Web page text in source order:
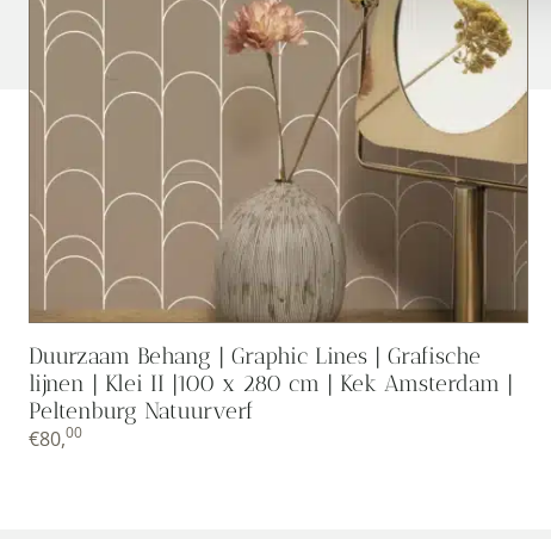
Duurzaam Behang | Graphic Lines | Grafische
lijnen | Klei II |100 x 280 cm | Kek Amsterdam |
Peltenburg Natuurverf
€80,00